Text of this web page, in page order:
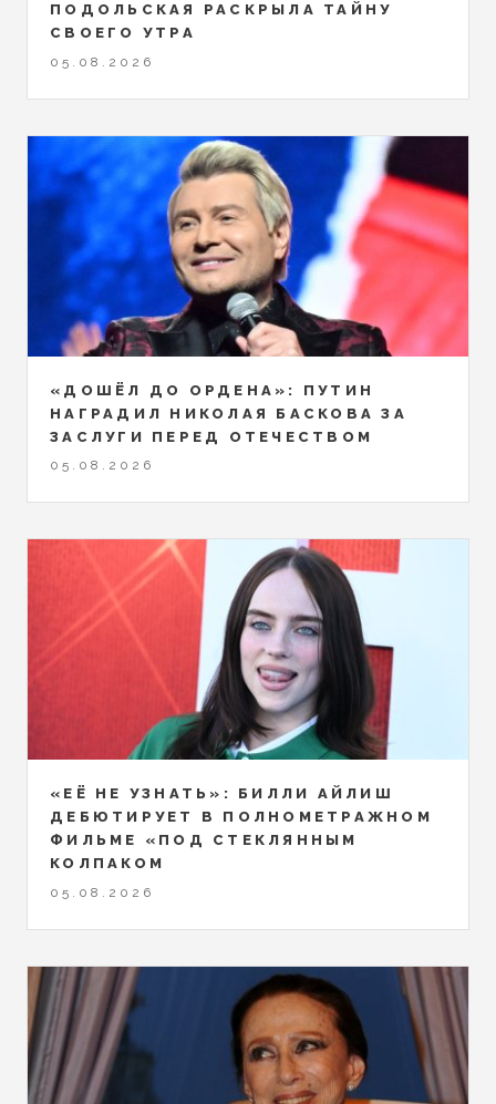
ПОДОЛЬСКАЯ РАСКРЫЛА ТАЙНУ
СВОЕГО УТРА
05.08.2026
«ДОШЁЛ ДО ОРДЕНА»: ПУТИН
НАГРАДИЛ НИКОЛАЯ БАСКОВА ЗА
ЗАСЛУГИ ПЕРЕД ОТЕЧЕСТВОМ
05.08.2026
«ЕЁ НЕ УЗНАТЬ»: БИЛЛИ АЙЛИШ
ДЕБЮТИРУЕТ В ПОЛНОМЕТРАЖНОМ
ФИЛЬМЕ «ПОД СТЕКЛЯННЫМ
КОЛПАКОМ
05.08.2026